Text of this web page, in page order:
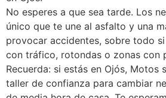
No esperes a que sea tarde. Los
único que te une al asfalto y una
provocar accidentes, sobre todo
con tráfico, rotondas o zonas con
Recuerda: si estás en Ojós, Motos
taller de confianza para cambiar